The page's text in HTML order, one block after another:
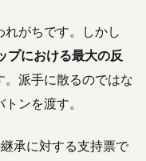
れがちです。しかし
プにおける最大の反
。派手に散るのではな
ンを渡す。
承に対する支持票で